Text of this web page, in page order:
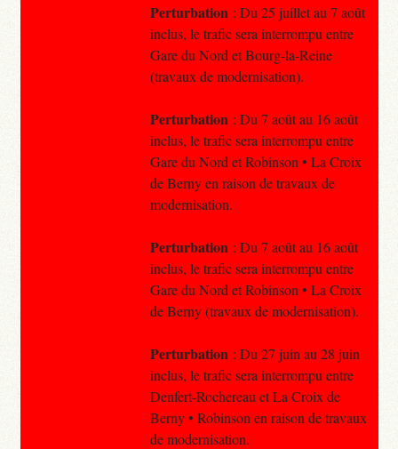
Perturbation : Du 25 juillet au 7 août
inclus, le trafic sera interrompu entre
Gare du Nord et Bourg-la-Reine
(travaux de modernisation).
Perturbation : Du 7 août au 16 août
inclus, le trafic sera interrompu entre
Gare du Nord et Robinson • La Croix
de Berny en raison de travaux de
modernisation.
Perturbation : Du 7 août au 16 août
inclus, le trafic sera interrompu entre
Gare du Nord et Robinson • La Croix
de Berny (travaux de modernisation).
Perturbation : Du 27 juin au 28 juin
inclus, le trafic sera interrompu entre
Denfert-Rochereau et La Croix de
Berny • Robinson en raison de travaux
de modernisation.